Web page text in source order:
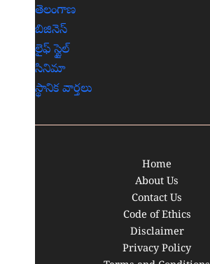
తెలంగాణ
బిజినెస్
లైఫ్ స్టైల్
సినిమా
స్థానిక వార్తలు
Home
About Us
Contact Us
Code of Ethics
Disclaimer
Privacy Policy